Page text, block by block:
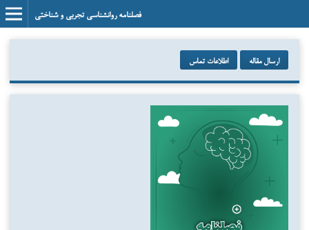
فصلنامه روانشناسی تجربی و شناختی
ارسال مقاله اطلاعات تماس